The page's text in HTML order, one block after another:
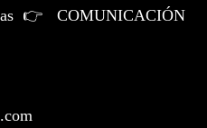
👉 COMUNICACIÓN